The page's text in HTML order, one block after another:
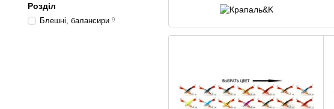
Розділ
Блешні, балансири 9